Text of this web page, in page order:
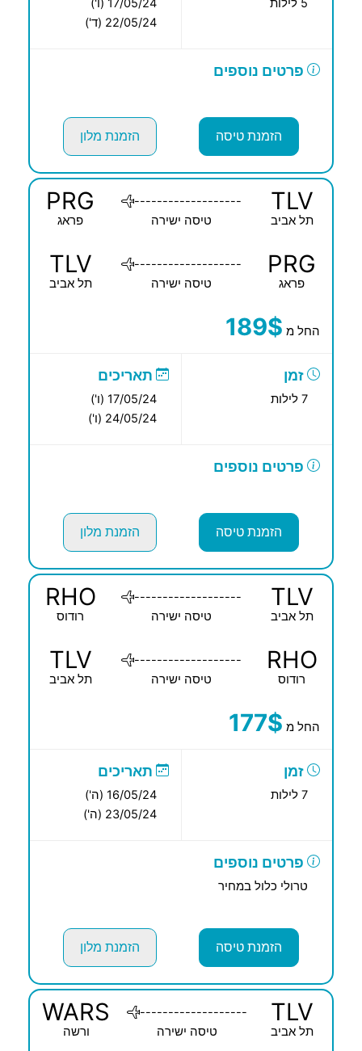
5 לילות
17/05/24 (ו')
22/05/24 (ד')
פרטים נוספים
הזמנת טיסה הזמנת מלון
TLV
תל אביב
-------------------
טיסה ישירה
PRG
פראג
PRG
פראג
-------------------
טיסה ישירה
TLV
תל אביב
החל מ 189$
זמן
7 לילות
תאריכים
17/05/24 (ו')
24/05/24 (ו')
פרטים נוספים
הזמנת טיסה הזמנת מלון
TLV
תל אביב
-------------------
טיסה ישירה
RHO
רודוס
RHO
רודוס
-------------------
טיסה ישירה
TLV
תל אביב
החל מ 177$
זמן
7 לילות
תאריכים
16/05/24 (ה')
23/05/24 (ה')
פרטים נוספים
טרולי כלול במחיר
הזמנת טיסה הזמנת מלון
TLV
תל אביב
-------------------
טיסה ישירה
WARS
ורשה